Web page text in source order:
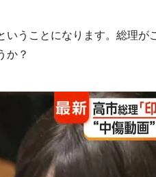
うことになります。総理が
か？